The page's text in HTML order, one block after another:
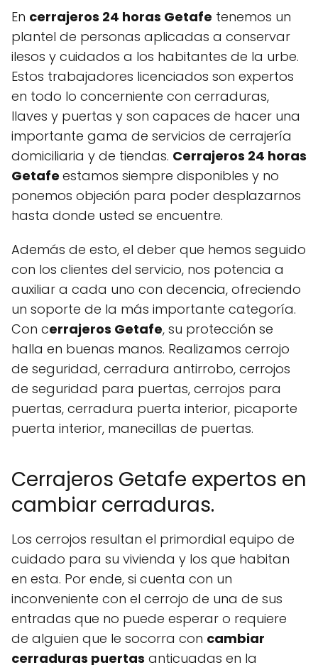
En cerrajeros 24 horas Getafe tenemos un
plantel de personas aplicadas a conservar
ilesos y cuidados a los habitantes de la urbe.
Estos trabajadores licenciados son expertos
en todo lo concerniente con cerraduras,
llaves y puertas y son capaces de hacer una
importante gama de servicios de cerrajería
domiciliaria y de tiendas. Cerrajeros 24 horas
Getafe estamos siempre disponibles y no
ponemos objeción para poder desplazarnos
hasta donde usted se encuentre.
Además de esto, el deber que hemos seguido
con los clientes del servicio, nos potencia a
auxiliar a cada uno con decencia, ofreciendo
un soporte de la más importante categoría.
Con cerrajeros Getafe, su protección se
halla en buenas manos. Realizamos cerrojo
de seguridad, cerradura antirrobo, cerrojos
de seguridad para puertas, cerrojos para
puertas, cerradura puerta interior, picaporte
puerta interior, manecillas de puertas.
Cerrajeros Getafe expertos en
cambiar cerraduras.
Los cerrojos resultan el primordial equipo de
cuidado para su vivienda y los que habitan
en esta. Por ende, si cuenta con un
inconveniente con el cerrojo de una de sus
entradas que no puede esperar o requiere
de alguien que le socorra con cambiar
cerraduras puertas anticuadas en la